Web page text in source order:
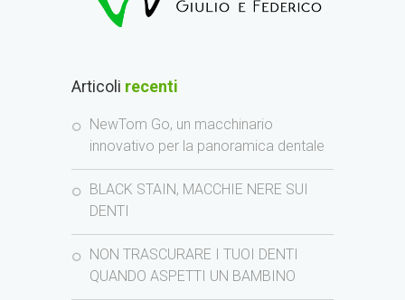
Articoli recenti
NewTom Go, un macchinario
innovativo per la panoramica dentale
BLACK STAIN, MACCHIE NERE SUI
DENTI
NON TRASCURARE I TUOI DENTI
QUANDO ASPETTI UN BAMBINO